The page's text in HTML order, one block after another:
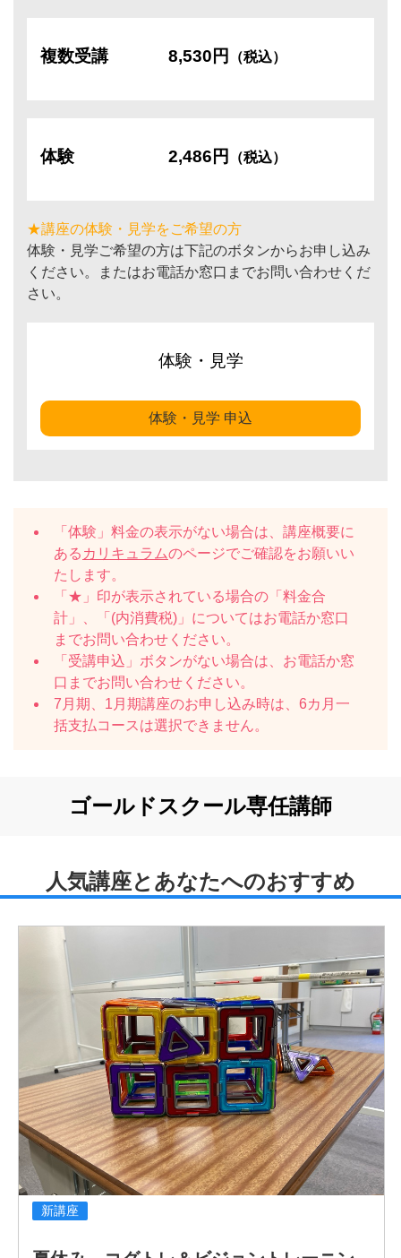
複数受講 8,530円 （税込）
体験 2,486円 （税込）
★講座の体験・見学をご希望の方
体験・見学ご希望の方は下記のボタンからお申し込み
ください。またはお電話か窓口までお問い合わせくだ
さい。
体験・見学
体験・見学 申込
「体験」料金の表示がない場合は、講座概要に
ある カリキュラムのページでご確認をお願いい
たします。
「★」印が表示されている場合の「料金合
計」、「(内消費税)」についてはお電話か窓口
までお問い合わせください。
「受講申込」ボタンがない場合は、お電話か窓
口までお問い合わせください。
7月期、1月期講座のお申し込み時は、6カ月一
括支払コースは選択できません。
ゴールドスクール専任講師